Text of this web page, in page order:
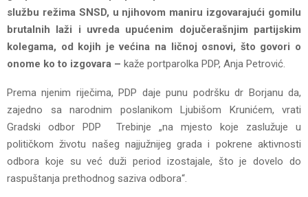
službu režima SNSD, u njihovom maniru izgovarajući gomilu
brutalnih laži i uvreda upućenim dojučerašnjim partijskim
kolegama, od kojih je većina na ličnoj osnovi, što govori o
onome ko to izgovara – kaže portparolka PDP, Anja Petrović.
Prema njenim riječima, PDP daje punu podršku dr Borjanu da,
zajedno sa narodnim poslanikom Ljubišom Krunićem, vrati
Gradski odbor PDP Trebinje „na mjesto koje zaslužuje u
političkom životu našeg najjužnijeg grada i pokrene aktivnosti
odbora koje su već duži period izostajale, što je dovelo do
raspuštanja prethodnog saziva odbora“.